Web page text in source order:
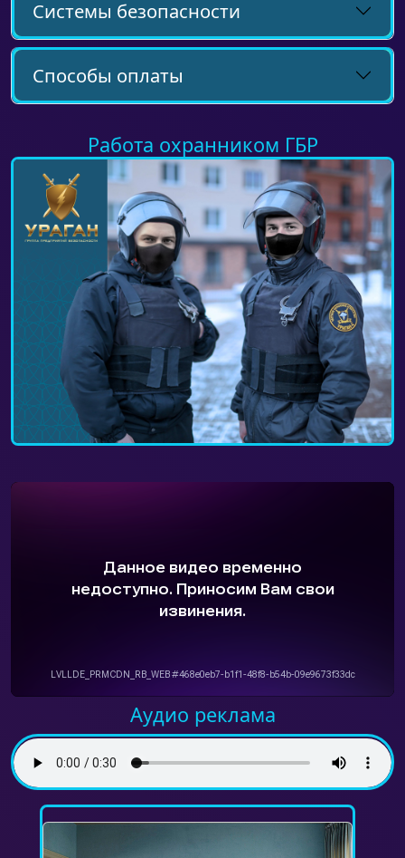
Системы безопасности
Способы оплаты
Работа охранником ГБР
Аудио реклама